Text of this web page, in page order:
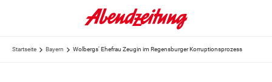
Startseite Bayern Wolbergs' Ehefrau Zeugin im Regensburger Korruptionsprozess